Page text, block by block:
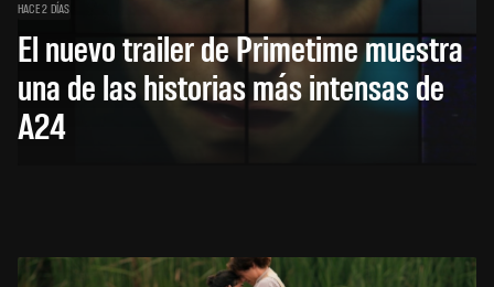
HACE 2 DÍAS
El nuevo trailer de Primetime muestra
una de las historias más intensas de
A24